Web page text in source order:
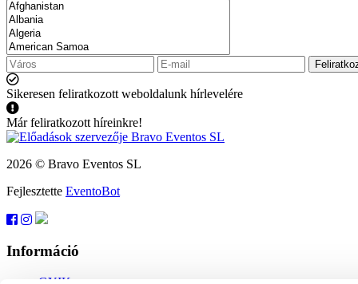
Sikeresen feliratkozott weboldalunk hírlevelére
Már feliratkozott híreinkre!
2026 © Bravo Eventos SL
Fejlesztette EventoBot
Információ